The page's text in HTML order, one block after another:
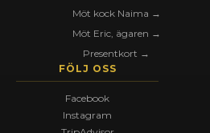
Möt kock Naima →
Möt Eric, ägaren →
Presentkort →
FÖLJ OSS
Facebook
Instagram